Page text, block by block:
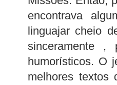
encontrava
linguajar cheio
sinceramente ,
humorísticos. O
melhores textos